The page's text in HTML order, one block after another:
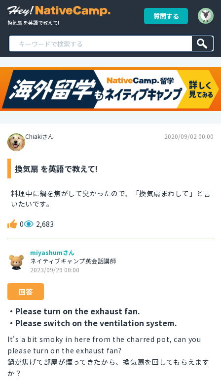
換気扇 を英語で教えて!
質問する
Chiakiさん 2020/09/02 00:00
換気扇 を英語で教えて!
料理中に鍋を焦がして臭かったので、「換気扇まわして」と言
いたいです。
0 2,683
miyashumさん
ネイティブキャンプ英会話講師
2023/09/29 00:00
回答
・Please turn on the exhaust fan.
・Please switch on the ventilation system.
It's a bit smoky in here from the charred pot, can you
please turn on the exhaust fan?
鍋が焦げて部屋が煙ってきたから、換気扇を回してもらえます
か？